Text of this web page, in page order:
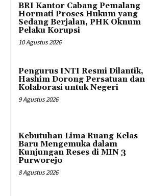
BRI Kantor Cabang Pemalang
Hormati Proses Hukum yang
Sedang Berjalan, PHK Oknum
Pelaku Korupsi
10 Agustus 2026
Pengurus INTI Resmi Dilantik,
Hashim Dorong Persatuan dan
Kolaborasi untuk Negeri
9 Agustus 2026
Kebutuhan Lima Ruang Kelas
Baru Mengemuka dalam
Kunjungan Reses di MIN 3
Purworejo
8 Agustus 2026